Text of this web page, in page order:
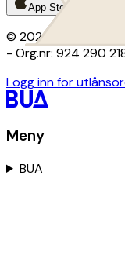
App Store
© 2026 BUA ·
- Org.nr: 924 290
Logg inn for
Meny
BUA